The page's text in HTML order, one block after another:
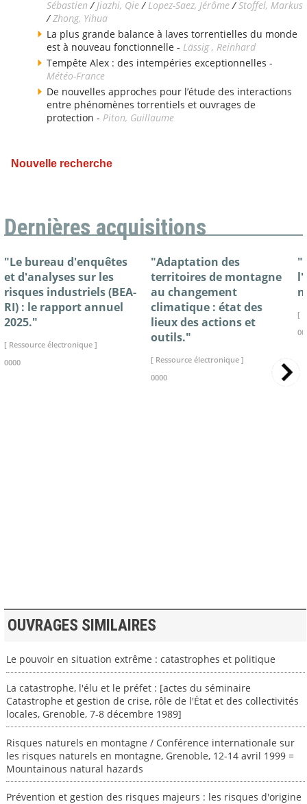
Sébastien / Jiazhi, Qie/ Lopez-Saez, Jérôme/Stoffel, Markus
/Zhong, Yihua
La plus grande balance à laves torrentielles du monde
est à nouveau fonctionnelle - Lässig , Reinhard
Tempête Alex : des intempéries exceptionnelles -
Météo-France
De nouvelles approches pour l’étude des interactions
entre phénomènes torrentiels et ouvrages de
protection - Piton, Guillaume
Nouvelle recherche
Dernières acquisitions
"Le bureau d'enquêtes
et d'analyses sur les
risques industriels (BEA-
RI) : le rapport annuel
2025."
[ Ressource électronique ]
0000
"Adaptation des
territoires de montagne
au changement
climatique : état des
lieux des actions et
outils."
[ Ressource électronique ]
0000
[
OUVRAGES SIMILAIRES
Le pouvoir en situation extrême : catastrophes et politique
La catastrophe, l'élu et le préfet : [actes du séminaire
Catastrophe et gestion de crise, rôle de l'État et des collectivités
locales, Grenoble, 7-8 décembre 1989]
Risques naturels en montagne / Conférence internationale sur
les risques naturels en montagne, Grenoble, 12-14 avril 1999 =
Mountainous natural hazards
Prévention et gestion des risques majeurs : les risques d'origine